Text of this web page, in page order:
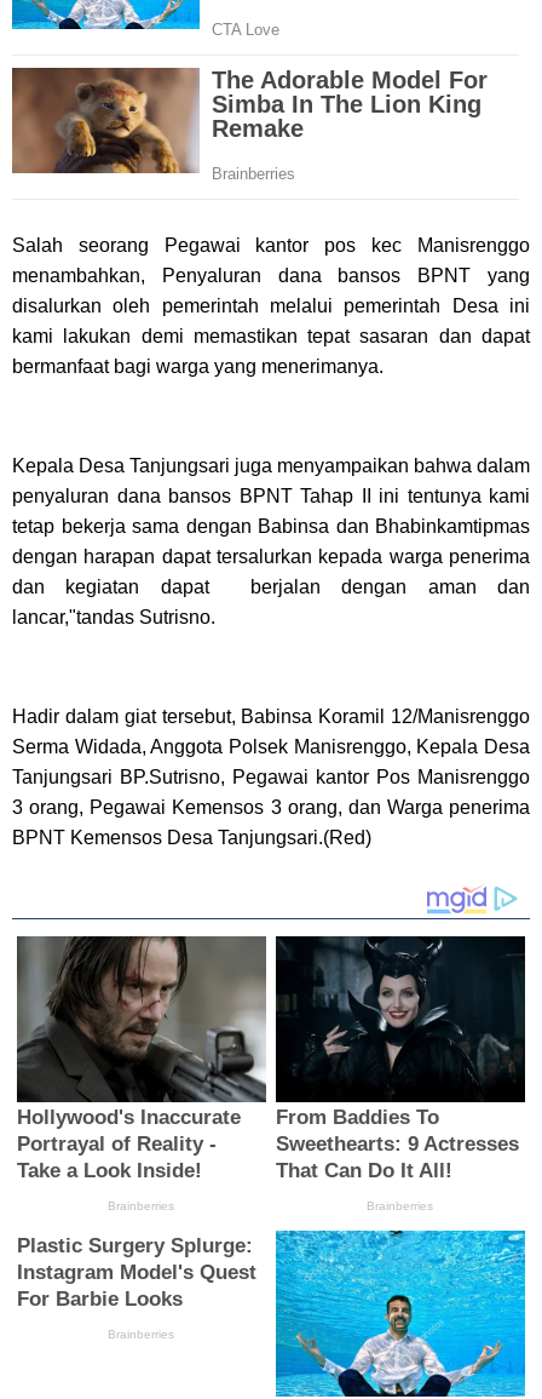
Salah seorang Pegawai kantor pos kec Manisrenggo
menambahkan, Penyaluran dana bansos BPNT yang
disalurkan oleh pemerintah melalui pemerintah Desa ini
kami lakukan demi memastikan tepat sasaran dan dapat
bermanfaat bagi warga yang menerimanya.
Kepala Desa Tanjungsari juga menyampaikan bahwa dalam
penyaluran dana bansos BPNT Tahap II ini tentunya kami
tetap bekerja sama dengan Babinsa dan Bhabinkamtipmas
dengan harapan dapat tersalurkan kepada warga penerima
dan kegiatan dapat berjalan dengan aman dan
lancar,"tandas Sutrisno.
Hadir dalam giat tersebut, Babinsa Koramil 12/Manisrenggo
Serma Widada, Anggota Polsek Manisrenggo, Kepala Desa
Tanjungsari BP.Sutrisno, Pegawai kantor Pos Manisrenggo
3 orang, Pegawai Kemensos 3 orang, dan Warga penerima
BPNT Kemensos Desa Tanjungsari.(Red)